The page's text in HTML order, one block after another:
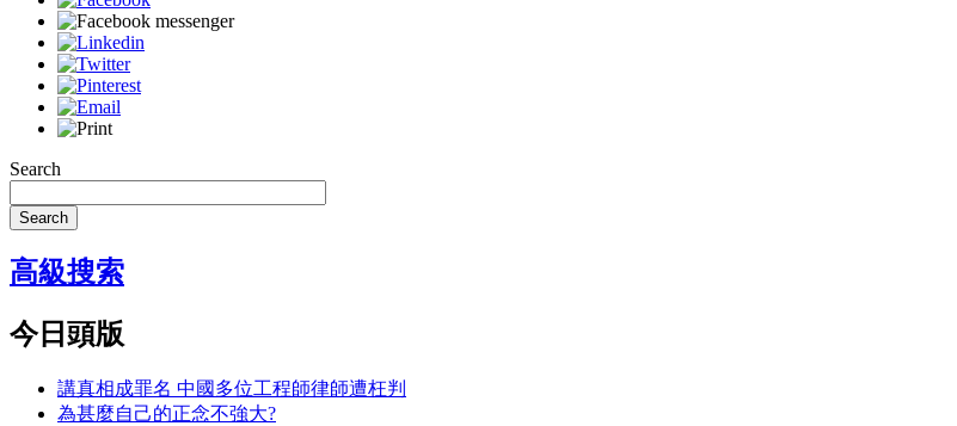
Search
Search
高級搜索
今日頭版
講真相成罪名 中國多位工程師律師遭枉判
為甚麼自己的正念不強大?